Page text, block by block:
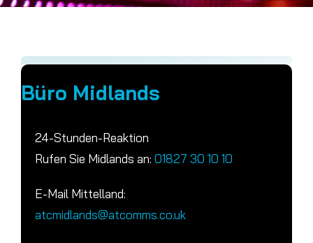
Büro Midlands
24-Stunden-Reaktion
Rufen Sie Midlands an: 01827 30 10 10
E-Mail Mittelland:
atcmidlands@atcomms.co.uk